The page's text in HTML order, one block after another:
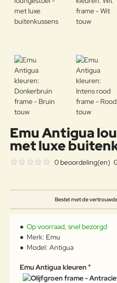
Emu Antigua
met luxe
Bestel met de
0 beoordeling(en)
Op voorraad, snel bezorgd
Merk: Emu
Model: Antigua
Emu Antigua kleuren